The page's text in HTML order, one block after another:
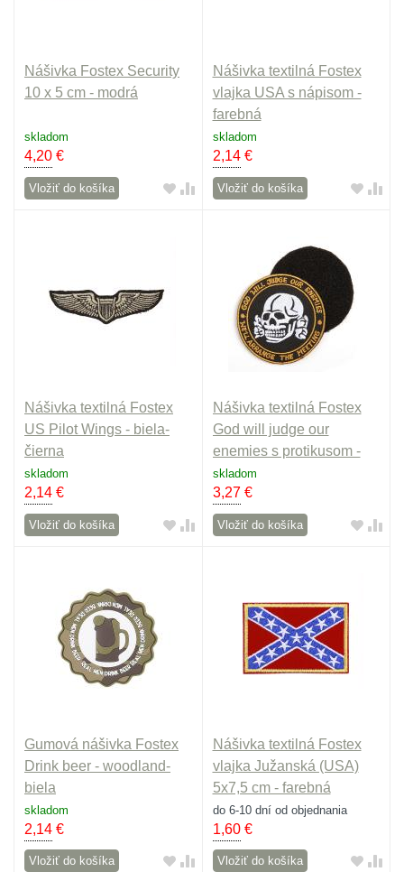
Nášivka Fostex Security
10 x 5 cm - modrá
skladom
4,20 €
Vložiť do košíka
Nášivka textilná Fostex
vlajka USA s nápisom -
farebná
skladom
2,14€
Vložiť do košíka
Nášivka textilná Fostex
US Pilot Wings - biela-
čierna
skladom
2,14 €
Vložiť do košíka
Nášivka textilná Fostex
God will judge our
enemies s protikusom -
farebná
skladom
3,27€
Vložiť do košíka
Gumová nášivka Fostex
Drink beer - woodland-
biela
skladom
2,14 €
Vložiť do košíka
Nášivka textilná Fostex
vlajka Južanská (USA)
5x7,5 cm - farebná
do 6-10 dní od objednania
1,60€
Vložiť do košíka